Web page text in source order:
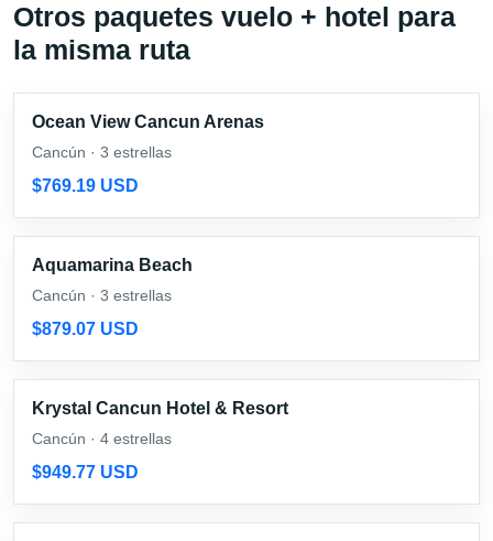
Otros paquetes vuelo + hotel para
la misma ruta
Ocean View Cancun Arenas
Cancún · 3 estrellas
$769.19 USD
Aquamarina Beach
Cancún · 3 estrellas
$879.07 USD
Krystal Cancun Hotel & Resort
Cancún · 4 estrellas
$949.77 USD